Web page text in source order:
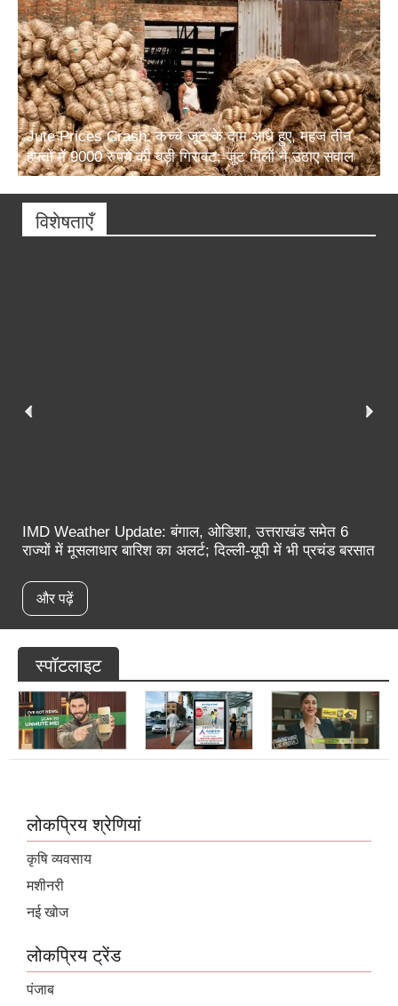
Jute Prices Crash: कच्चे जूट के दाम आधे हुए, महज तीन
हफ्तों में 9000 रुपये की बड़ी गिरावट; जूट मिलों ने उठाए सवाल
विशेषताएँ
IMD Weather Update: बंगाल, ओडिशा, उत्तराखंड समेत 6
राज्यों में मूसलाधार बारिश का अलर्ट; दिल्ली-यूपी में भी प्रचंड बरसात
और पढ़ें
स्पॉटलाइट
लोकप्रिय श्रेणियां
कृषि व्यवसाय
मशीनरी
नई खोज
लोकप्रिय ट्रेंड
पंजाब